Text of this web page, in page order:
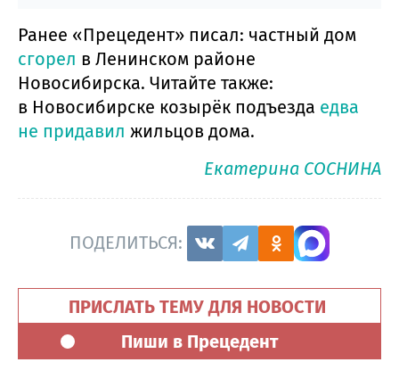
Ранее «Прецедент» писал: частный дом
сгорел в Ленинском районе
Новосибирска. Читайте также:
в Новосибирске козырёк подъезда едва
не придавил жильцов дома.
Екатерина СОСНИНА
ПОДЕЛИТЬСЯ:
ПРИСЛАТЬ ТЕМУ ДЛЯ НОВОСТИ
Пиши в Прецедент